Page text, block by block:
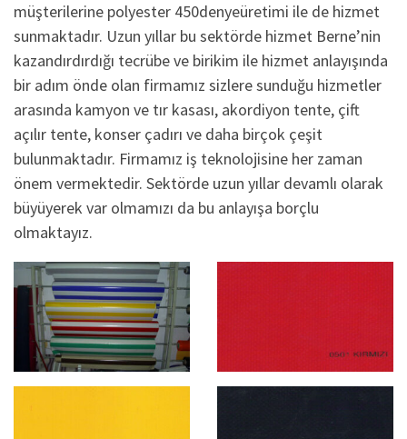
müşterilerine polyester 450denyeüretimi ile de hizmet
sunmaktadır. Uzun yıllar bu sektörde hizmet Berne’nin
kazandırdırdığı tecrübe ve birikim ile hizmet anlayışında
bir adım önde olan firmamız sizlere sunduğu hizmetler
arasında kamyon ve tır kasası, akordiyon tente, çift
açılır tente, konser çadırı ve daha birçok çeşit
bulunmaktadır. Firmamız iş teknolojisine her zaman
önem vermektedir. Sektörde uzun yıllar devamlı olarak
büyüyerek var olmamızı da bu anlayışa borçlu
olmaktayız.